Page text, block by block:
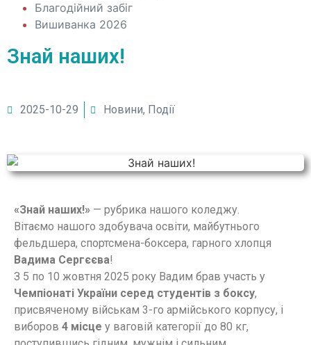
Благодійний забіг
Вишиванка 2026
Знай наших!
2025-10-29 Новини, Події
«Знай наших!» — рубрика нашого коледжу.
Вітаємо нашого здобувача освіти, майбутнього
фельдшера, спортсмена-боксера, гарного хлопця
Вадима Сергєєва!
З 5 по 10 жовтня 2025 року Вадим брав участь у
Чемпіонаті України серед студентів з боксу,
присвяченому військам 3-го армійського корпусу, і
виборов 4 місце у ваговій категорії до 80 кг,